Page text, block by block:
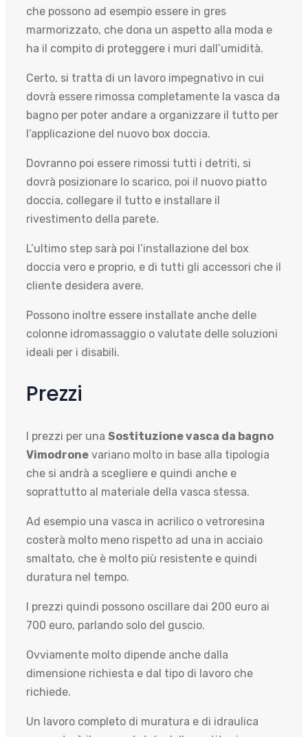
che possono ad esempio essere in gres
marmorizzato, che dona un aspetto alla moda e
ha il compito di proteggere i muri dall’umidità.
Certo, si tratta di un lavoro impegnativo in cui
dovrà essere rimossa completamente la vasca da
bagno per poter andare a organizzare il tutto per
l’applicazione del nuovo box doccia.
Dovranno poi essere rimossi tutti i detriti, si
dovrà posizionare lo scarico, poi il nuovo piatto
doccia, collegare il tutto e installare il
rivestimento della parete.
L’ultimo step sarà poi l’installazione del box
doccia vero e proprio, e di tutti gli accessori che il
cliente desidera avere.
Possono inoltre essere installate anche delle
colonne idromassaggio o valutate delle soluzioni
ideali per i disabili.
Prezzi
I prezzi per una Sostituzione vasca da bagno
Vimodrone variano molto in base alla tipologia
che si andrà a scegliere e quindi anche e
soprattutto al materiale della vasca stessa.
Ad esempio una vasca in acrilico o vetroresina
costerà molto meno rispetto ad una in acciaio
smaltato, che è molto più resistente e quindi
duratura nel tempo.
I prezzi quindi possono oscillare dai 200 euro ai
700 euro, parlando solo del guscio.
Ovviamente molto dipende anche dalla
dimensione richiesta e dal tipo di lavoro che
richiede.
Un lavoro completo di muratura e di idraulica